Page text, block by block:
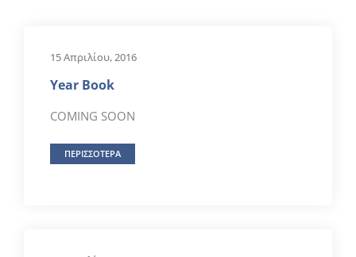
15 Απριλίου, 2016
Year Book
COMING SOON
ΠΕΡΙΣΣΟΤΕΡΑ